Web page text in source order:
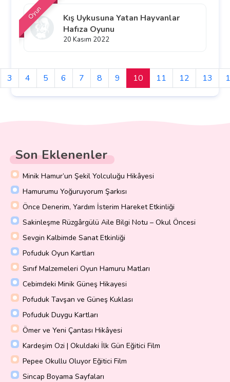
Oyun
Kış Uykusuna Yatan Hayvanlar
Hafıza Oyunu
20 Kasım 2022
3 4 5 6 7 8 9 10 11 12 13
Son Eklenenler
Minik Hamur’un Şekil Yolculuğu Hikâyesi
Hamurumu Yoğuruyorum Şarkısı
Önce Denerim, Yardım İsterim Hareket Etkinliği
Sakinleşme Rüzgârgülü Aile Bilgi Notu – Okul Öncesi
Sevgin Kalbimde Sanat Etkinliği
Pofuduk Oyun Kartları
Sınıf Malzemeleri Oyun Hamuru Matları
Cebimdeki Minik Güneş Hikayesi
Pofuduk Tavşan ve Güneş Kuklası
Pofuduk Duygu Kartları
Ömer ve Yeni Çantası Hikâyesi
Kardeşim Ozi | Okuldaki İlk Gün Eğitici Film
Pepee Okullu Oluyor Eğitici Film
Sincap Boyama Sayfaları